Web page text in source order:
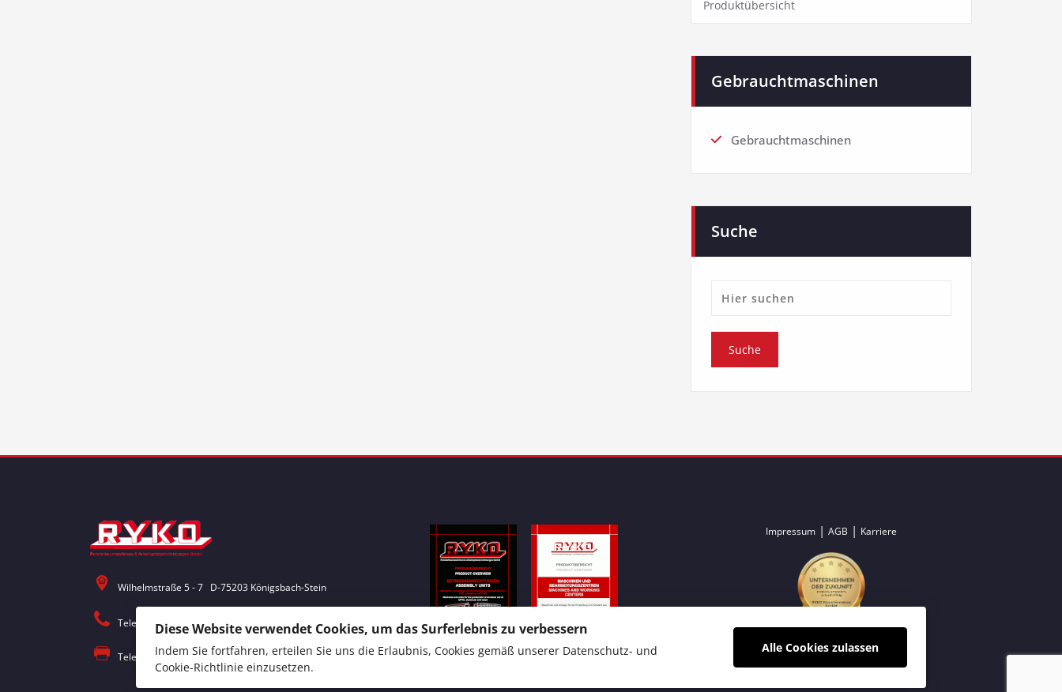
Produktübersicht
Gebrauchtmaschinen
Gebrauchtmaschinen
Suche
Wilhelmstraße 5 - 7 D-75203 Königsbach-Stein
Telefon: 0 72 32 / 30 18 - 0
Telefax: 0 72 32 / 30 18 – 18
Impressum | AGB | Karriere
Diese Website verwendet Cookies, um das Surferlebnis zu verbessern
Indem Sie fortfahren, erteilen Sie uns die Erlaubnis, Cookies gemäß unserer Datenschutz- und
Cookie-Richtlinie einzusetzen.
Alle Cookies zulassen